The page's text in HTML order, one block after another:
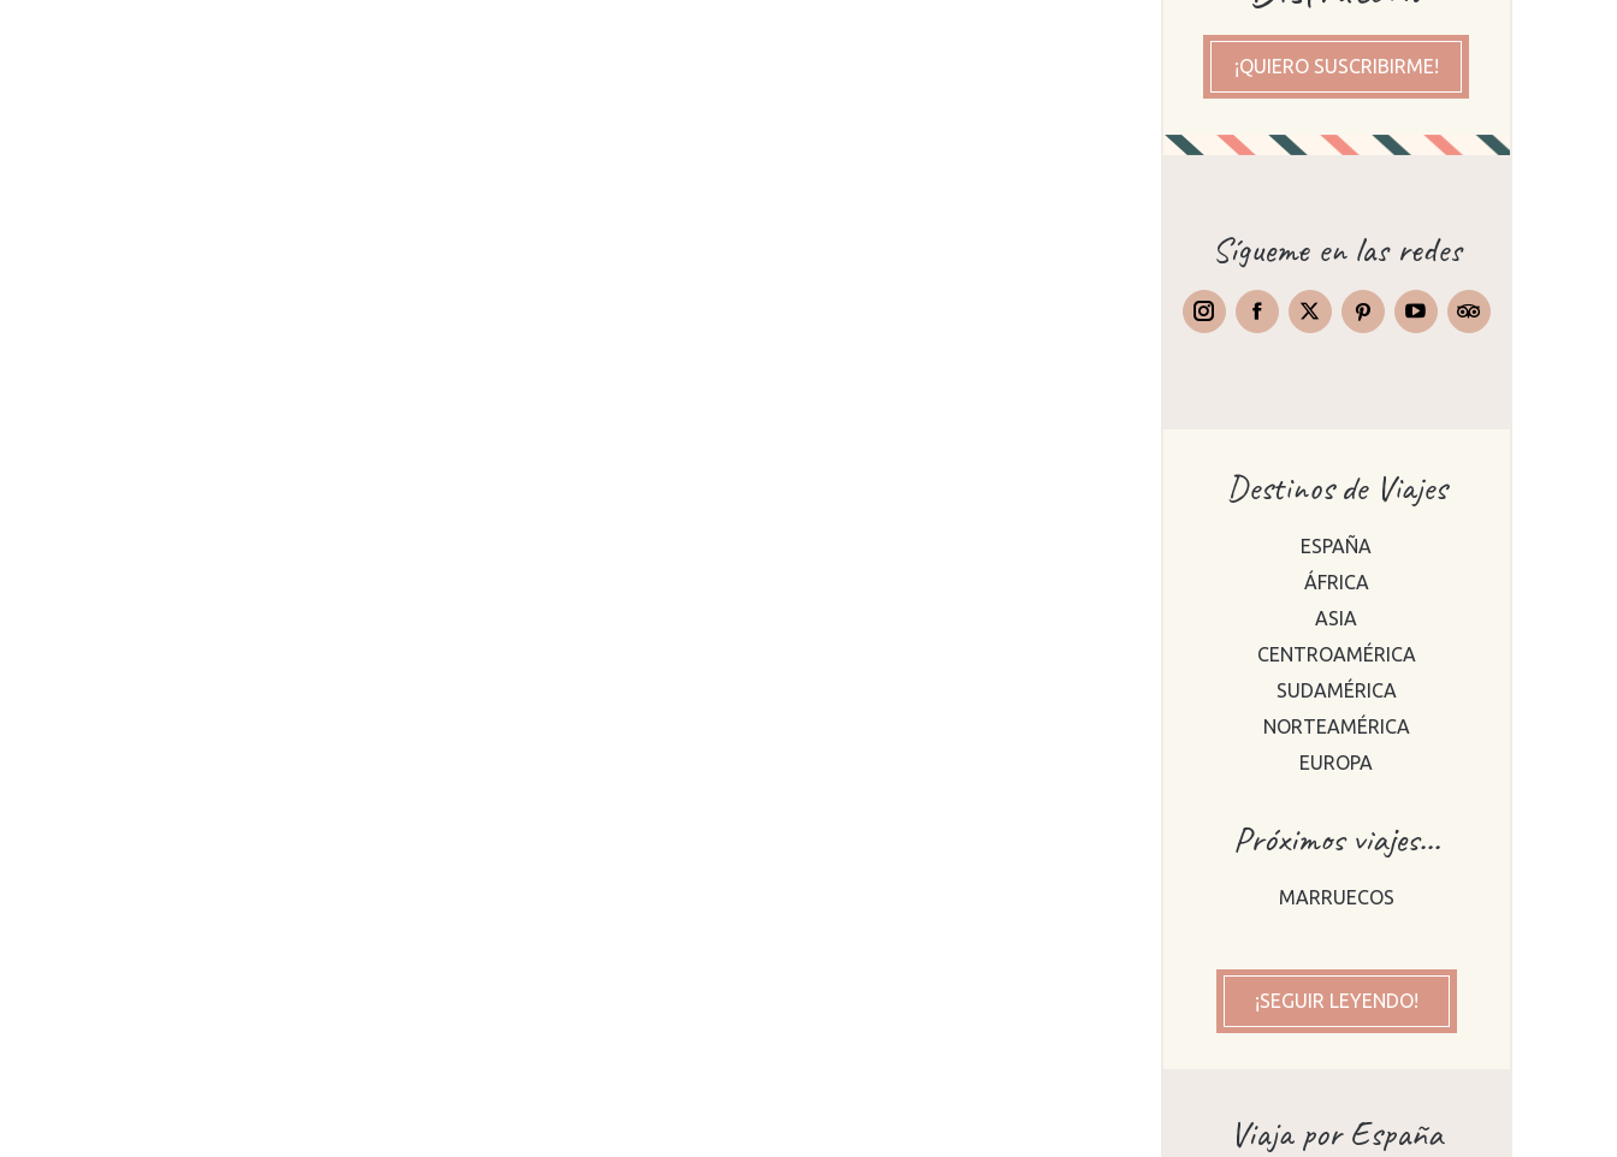
¡QUIERO SUSCRIBIRME!
Sígueme en las redes
InstagramFacebook
X Pinterest TripAdvisor
Destinos de Viajes
ESPAÑA
ÁFRICA
ASIA
CENTROAMÉRICA
SUDAMÉRICA
NORTEAMÉRICA
EUROPA
Próximos viajes...
MARRUECOS
¡SEGUIR LEYENDO!
Viaja por España